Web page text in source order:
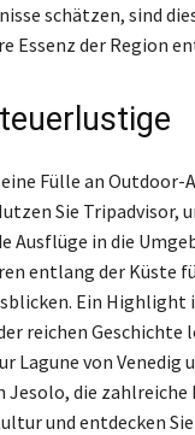
schätzen, sind
Essenz der Region
Fülle an
Sie Tripadvisor,
Ausflüge in die
entlang der Küste
Ein Highlight
reichen Geschichte
Lagune von Venedig
Jesolo, die
und entdecken